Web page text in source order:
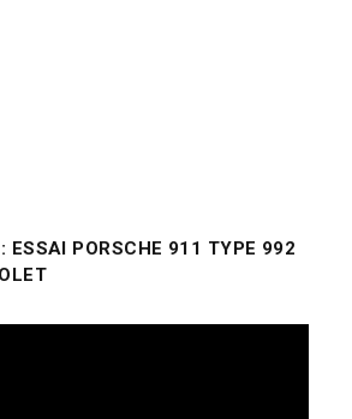
ESSAI PORSCHE 911 TYPE 992